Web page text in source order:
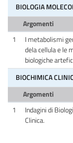
BIOLOGIA
Argomenti
1
I metabolismi
dela cellula e le
biologiche
BIOCHIMICA
Argomenti
1
Indagini di
Clinica.